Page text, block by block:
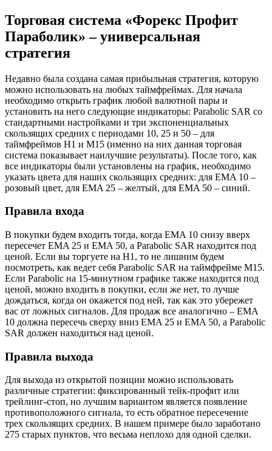
Торговая система «Форекс Профит
Параболик» – универсальная
стратегия
Недавно была создана самая прибыльная стратегия, которую
можно использовать на любых таймфреймах. Для начала
необходимо открыть график любой валютной пары и
установить на него следующие индикаторы: Parabolic SAR со
стандартными настройками и три экспоненциальных
скользящих средних с периодами 10, 25 и 50 – для
таймфреймов H1 и M15 (именно на них данная торговая
система показывает наилучшие результаты). После того, как
все индикаторы были установлены на график, необходимо
указать цвета для наших скользящих средних: для EMA 10 –
розовый цвет, для EMA 25 – желтый, для EMA 50 – синий.
Правила входа
В покупки будем входить тогда, когда EMA 10 снизу вверх
пересечет EMA 25 и EMA 50, а Parabolic SAR находится под
ценой. Если вы торгуете на H1, то не лишним будем
посмотреть, как ведет себя Parabolic SAR на таймфрейме M15.
Если Parabolic на 15-минутном графике также находится под
ценой, можно входить в покупки, если же нет, то лучше
дождаться, когда он окажется под ней, так как это убережет
вас от ложных сигналов. Для продаж все аналогично – EMA
10 должна пересечь сверху вниз EMA 25 и EMA 50, а Parabolic
SAR должен находиться над ценой.
Правила выхода
Для выхода из открытой позиции можно использовать
различные стратегии: фиксированный тейк-профит или
трейлинг-стоп, но лучшим вариантом является появление
противоположного сигнала, то есть обратное пересечение
трех скользящих средних. В нашем примере было заработано
275 старых пунктов, что весьма неплохо для одной сделки.